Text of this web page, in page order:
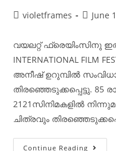
violetframes June
വയലറ്റ് ഫ്രെയിംസിനു ഇത്
INTERNATIONAL FILM
അനീഷ് ഉറുമ്പിൽ
തിരഞ്ഞെടുക്കപ്പെട്ടു. 85
2121സിനിമകളിൽ
ചിത്രവും
Continue Reading